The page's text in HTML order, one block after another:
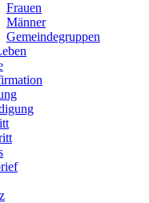
Frauen
Männer
Gemeindegruppen